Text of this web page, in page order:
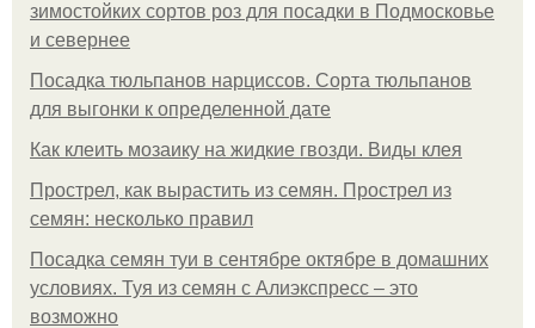
зимостойких сортов роз для посадки в Подмосковье
и севернее
Посадка тюльпанов нарциссов. Сорта тюльпанов
для выгонки к определенной дате
Как клеить мозаику на жидкие гвозди. Виды клея
Прострел, как вырастить из семян. Прострел из
семян: несколько правил
Посадка семян туи в сентябре октябре в домашних
условиях. Туя из семян с Алиэкспресс – это
возможно